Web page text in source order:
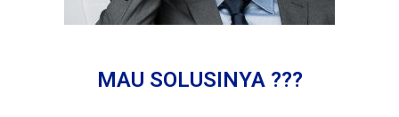
MAU SOLUSINYA ???